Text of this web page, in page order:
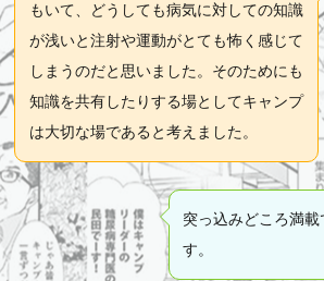
もいて、どうしても病気に対しての知識
が浅いと注射や運動がとても怖く感じて
しまうのだと思いました。そのためにも
知識を共有したりする場としてキャンプ
は大切な場であると考えました。
突っ込みどころ満
す。